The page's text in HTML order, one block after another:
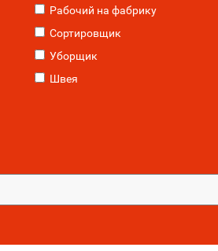
Рабочий на фабрику
Сортировщик
Уборщик
Швея